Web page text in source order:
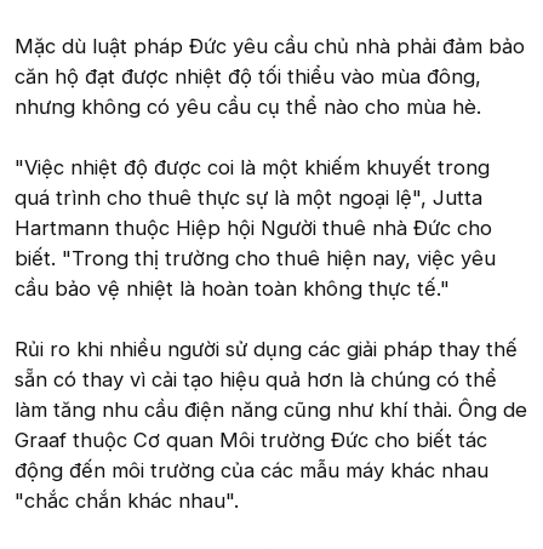
Mặc dù luật pháp Đức yêu cầu chủ nhà phải đảm bảo
căn hộ đạt được nhiệt độ tối thiểu vào mùa đông,
nhưng không có yêu cầu cụ thể nào cho mùa hè.
"Việc nhiệt độ được coi là một khiếm khuyết trong
quá trình cho thuê thực sự là một ngoại lệ", Jutta
Hartmann thuộc Hiệp hội Người thuê nhà Đức cho
biết. "Trong thị trường cho thuê hiện nay, việc yêu
cầu bảo vệ nhiệt là hoàn toàn không thực tế."
Rủi ro khi nhiều người sử dụng các giải pháp thay thế
sẵn có thay vì cải tạo hiệu quả hơn là chúng có thể
làm tăng nhu cầu điện năng cũng như khí thải. Ông de
Graaf thuộc Cơ quan Môi trường Đức cho biết tác
động đến môi trường của các mẫu máy khác nhau
"chắc chắn khác nhau".